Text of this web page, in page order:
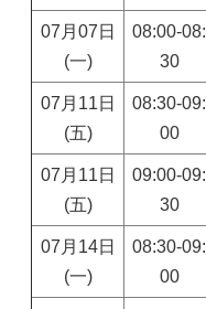
07月07日
(一)
08:00-08:
30
07月11日
(五)
08:30-09:
00
07月11日
(五)
09:00-09:
30
07月14日
(一)
08:30-09:
00